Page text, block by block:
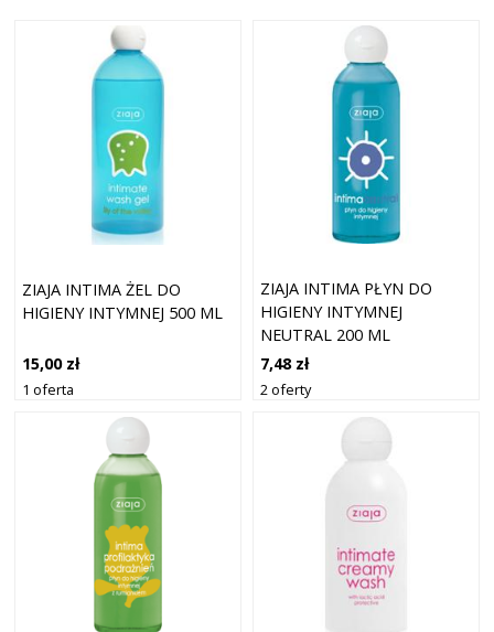
ZIAJA INTIMA ŻEL DO
HIGIENY INTYMNEJ 500 ML
15,00 zł
1 oferta
ZIAJA INTIMA PŁYN DO
HIGIENY INTYMNEJ
NEUTRAL 200 ML
7,48 zł
2 oferty